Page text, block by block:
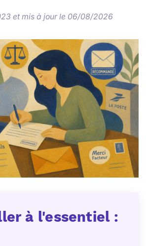
et mis à jour le 06/08/2026
à l'essentiel :